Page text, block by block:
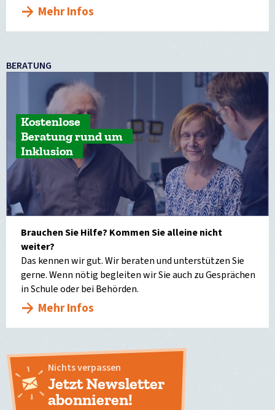
Mehr Infos
BERATUNG
Kostenlose
Beratung rund um
Inklusion
Brauchen Sie Hilfe? Kommen Sie alleine nicht
weiter?
Das kennen wir gut. Wir beraten und unterstützen Sie
gerne. Wenn nötig begleiten wir Sie auch zu Gesprächen
in Schule oder bei Behörden.
Mehr Infos
Nichts verpassen
Jetzt Newsletter
abonnieren!